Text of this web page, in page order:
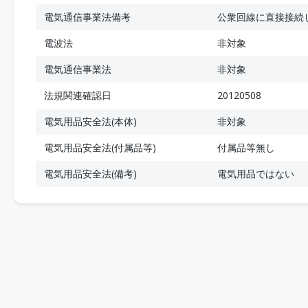
電気通信事業法備考
公衆回線に直接接続
電波法
非対象
電気通信事業法
非対象
法規関連確認日
20120508
電気用品安全法(本体)
非対象
電気用品安全法(付属品等)
付属品等無し
電気用品安全法(備考)
電気用品ではない